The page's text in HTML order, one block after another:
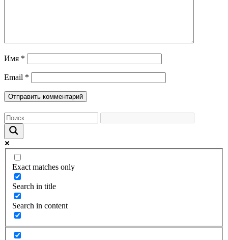
Имя *
Email *
Exact matches only
Search in title
Search in content